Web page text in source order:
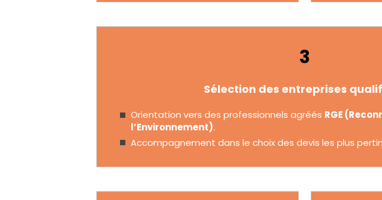
3
Sélection des entreprises
Orientation vers des professionnels agréés RGE
l’Environnement).
Accompagnement dans le choix des devis les plus